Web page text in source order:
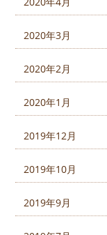
2020年3月
2020年2月
2020年1月
2019年12月
2019年10月
2019年9月